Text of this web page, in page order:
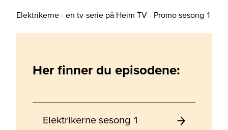
Elektrikerne - en tv-serie på Heim TV - Promo sesong 1
Her finner du episodene:
Elektrikerne sesong 1